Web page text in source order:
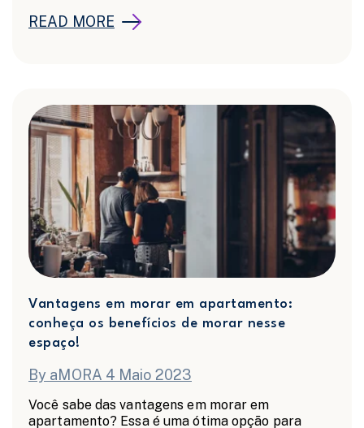
READ MORE
Vantagens em morar em apartamento:
conheça os benefícios de morar nesse
espaço!
By aMORA 4 Maio 2023
Você sabe das vantagens em morar em
apartamento? Essa é uma ótima opção para